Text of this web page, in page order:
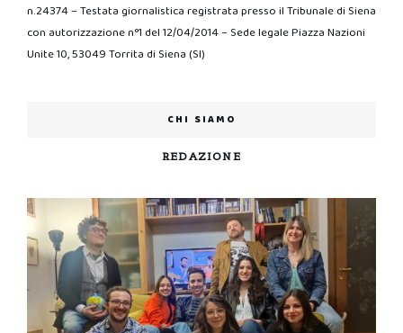
n.24374 – Testata giornalistica registrata presso il Tribunale di Siena
con autorizzazione n°1 del 12/04/2014 – Sede legale Piazza Nazioni
Unite 10, 53049 Torrita di Siena (SI)
CHI SIAMO
REDAZIONE